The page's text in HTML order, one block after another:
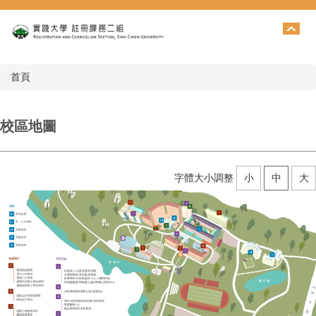
跳
到
主
容
首頁
校區地圖
字體大小調整 小 中 大